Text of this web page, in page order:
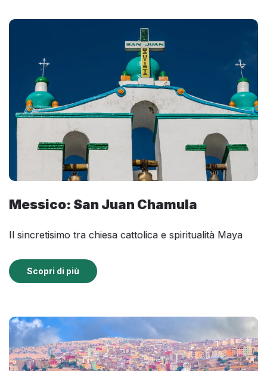
Messico: San Juan Chamula
Il sincretisimo tra chiesa cattolica e spiritualità Maya
Scopri di più